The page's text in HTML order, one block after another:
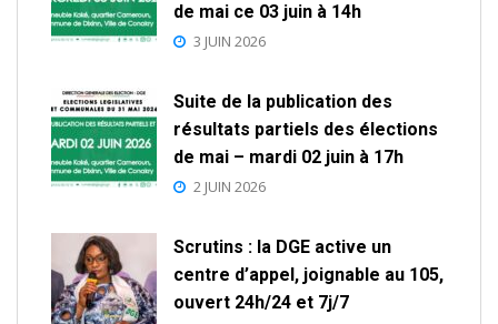
de mai ce 03 juin à 14h
3 JUIN 2026
Suite de la publication des
résultats partiels des élections
de mai – mardi 02 juin à 17h
2 JUIN 2026
Scrutins : la DGE active un
centre d’appel, joignable au 105,
ouvert 24h/24 et 7j/7